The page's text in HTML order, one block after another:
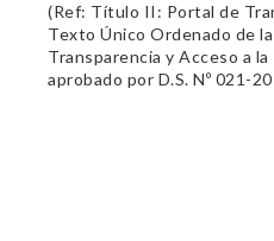
(Ref: Título II: Portal de
Texto Único Ordenado de la
Transparencia y Acceso a
aprobado por D.S. Nº 021-